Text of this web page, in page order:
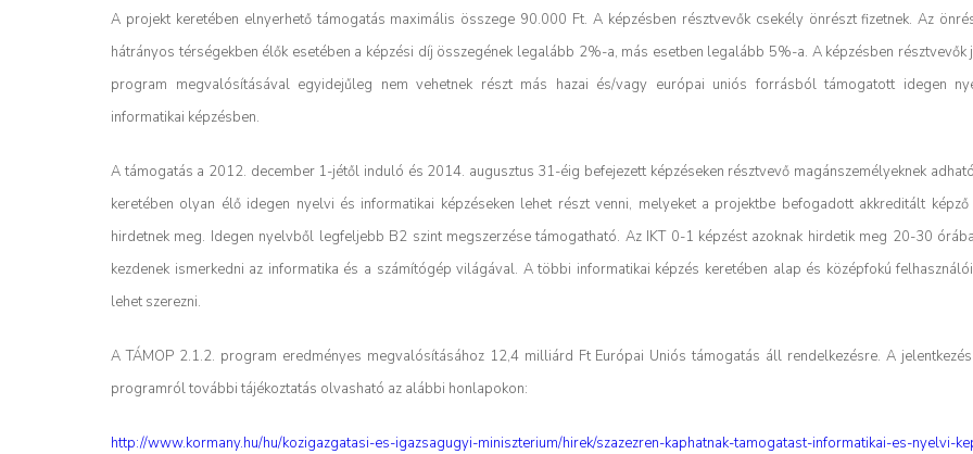
A projekt keretében elnyerhető támogatás maximális összege 90.000 Ft. A képzésben résztvevők csekély önrészt fizetnek. Az
hátrányos térségekben élők esetében a képzési díj összegének legalább 2%-a, más esetben legalább 5%-a. A képzésben résztvevők
program megvalósításával egyidejűleg nem vehetnek részt más hazai és/vagy európai uniós forrásból támogatott idegen
informatikai képzésben.
A támogatás a 2012. december 1-jétől induló és 2014. augusztus 31-éig befejezett képzéseken résztvevő magánszemélyeknek
keretében olyan élő idegen nyelvi és informatikai képzéseken lehet részt venni, melyeket a projektbe befogadott akkreditált képző
hirdetnek meg. Idegen nyelvből legfeljebb B2 szint megszerzése támogatható. Az IKT 0-1 képzést azoknak hirdetik meg 20-30
kezdenek ismerkedni az informatika és a számítógép világával. A többi informatikai képzés keretében alap és középfokú
lehet szerezni.
A TÁMOP 2.1.2. program eredményes megvalósításához 12,4 milliárd Ft Európai Uniós támogatás áll rendelkezésre. A
programról további tájékoztatás olvasható az alábbi honlapokon:
http://www.kormany.hu/hu/kozigazgatasi-es-igazsagugyi-miniszterium/hirek/szazezren-kaphatnak-tamogatast-informatikai-es-nyelvi-